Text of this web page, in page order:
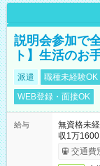
説明会参加で
ト】生活のお
派遣 職種未経験OK
WEB登録・面接OK
給与
無資格未
収1万
交通費